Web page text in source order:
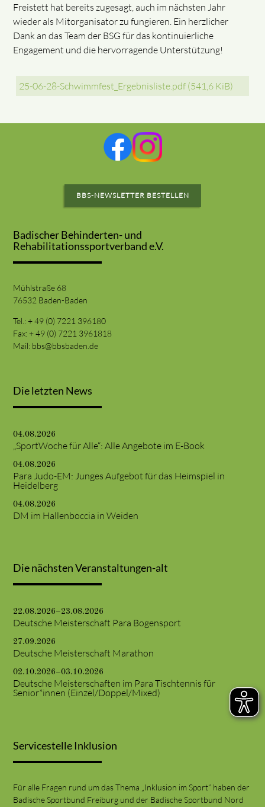
Freistett hat bereits zugesagt, auch im nächsten Jahr
wieder als Mitorganisator zu fungieren. Ein herzlicher
Dank an das Team der BSG für das kontinuierliche
Engagement und die hervorragende Unterstützung!
25-06-28-Schwimmfest_Ergebnisliste.pdf (541,6 KiB)
BBS-NEWSLETTER BESTELLEN
Badischer Behinderten- und
Rehabilitationssportverband e.V.
Mühlstraße 68
76532 Baden-Baden
Tel.: + 49 (0) 7221 396180
Fax: + 49 (0) 7221 3961818
Mail: bbs@bbsbaden.de
Die letzten News
04.08.2026
„SportWoche für Alle“: Alle Angebote im E-Book
04.08.2026
Para Judo-EM: Junges Aufgebot für das Heimspiel in
Heidelberg
04.08.2026
DM im Hallenboccia in Weiden
Die nächsten Veranstaltungen-alt
22.08.2026–23.08.2026
Deutsche Meisterschaft Para Bogensport
27.09.2026
Deutsche Meisterschaft Marathon
02.10.2026–03.10.2026
Deutsche Meisterschaften im Para Tischtennis für
Senior*innen (Einzel/Doppel/Mixed)
Servicestelle Inklusion
Für alle Fragen rund um das Thema „Inklusion im Sport“ haben der
Badische Sportbund Freiburg und der Badische Sportbund Nord